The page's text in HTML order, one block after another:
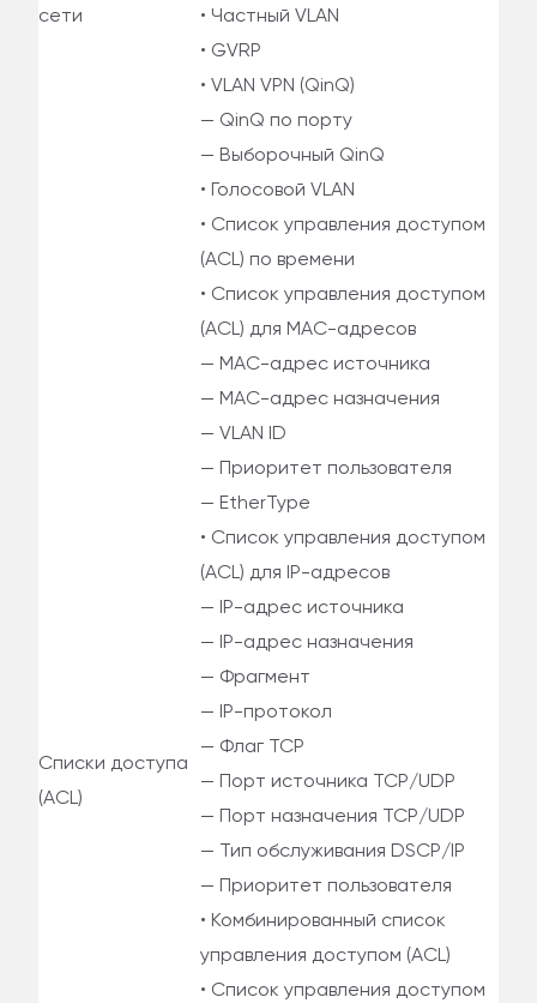
сети
• Частный VLAN
• GVRP
• VLAN VPN (QinQ)
— QinQ по порту
— Выборочный QinQ
• Голосовой VLAN
Списки доступа
(ACL)
• Список управления доступом
(ACL) по времени
• Список управления доступом
(ACL) для MAC-адресов
— MAC-адрес источника
— MAC-адрес назначения
— VLAN ID
— Приоритет пользователя
— EtherType
• Список управления доступом
(ACL) для IP-адресов
— IP-адрес источника
— IP-адрес назначения
— Фрагмент
— IP-протокол
— Флаг TCP
— Порт источника TCP/UDP
— Порт назначения TCP/UDP
— Тип обслуживания DSCP/IP
— Приоритет пользователя
• Комбинированный список
управления доступом (ACL)
• Список управления доступом